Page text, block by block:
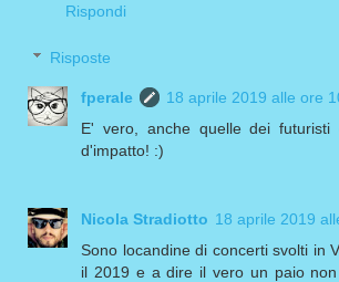
Rispondi
Risposte
fperale
18 aprile 2019 alle ore
E' vero, anche quelle dei futuristi
d'impatto! :)
Nicola Stradiotto 18 aprile 2019
Sono locandine di concerti svolti in
il 2019 e a dire il vero un paio